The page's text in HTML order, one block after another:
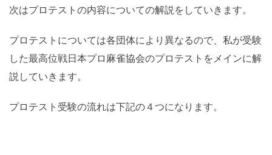
次はプロテストの内容についての解説をしていきます。
プロテストについては各団体により異なるので、私が受験
した最高位戦日本プロ麻雀協会のプロテストをメインに解
説していきます。
プロテスト受験の流れは下記の４つになります。